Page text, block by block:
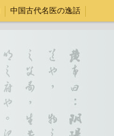
中国古代名医の逸話